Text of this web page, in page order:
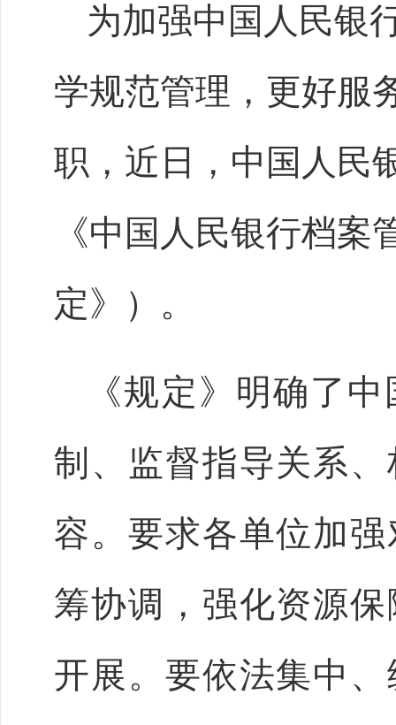
为加强中国人民银
学规范管理，更好服
职，近日，中国人民
《中国人民银行档
定》）。
《规定》明确了
制、监督指导关系
容。要求各单位加
筹协调，强化资源
开展。要依法集中